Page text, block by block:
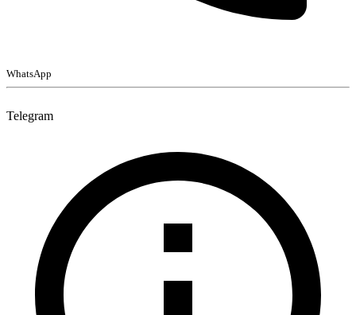
WhatsApp
Telegram